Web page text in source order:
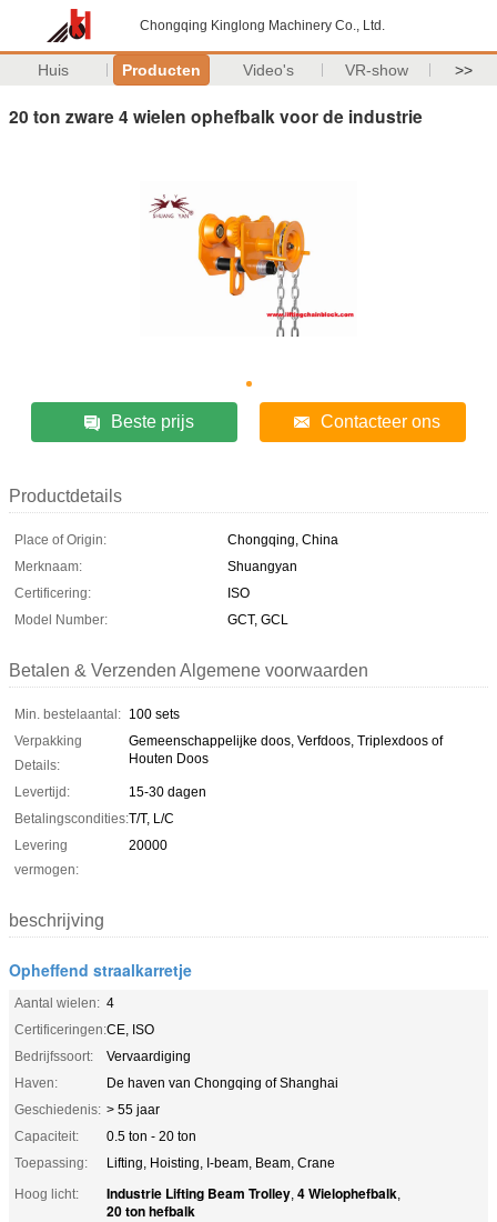
Chongqing Kinglong Machinery Co., Ltd.
Huis Producten Video's VR-show >>
20 ton zware 4 wielen ophefbalk voor de industrie
Beste prijs Contacteer ons
Productdetails
Place of Origin:
Chongqing, China
Merknaam:
Shuangyan
Certificering:
ISO
Model Number:
GCT, GCL
Betalen & Verzenden Algemene voorwaarden
Min. bestelaantal: 100 sets
Verpakking
Details:
Gemeenschappelijke doos, Verfdoos, Triplexdoos of
Houten Doos
Levertijd:
15-30 dagen
Betalingscondities:T/T, L/C
Levering
vermogen:
20000
beschrijving
Opheffend straalkarretje
Aantal wielen: 4
Certificeringen:CE, ISO
Bedrijfssoort:
Vervaardiging
Haven:
De haven van Chongqing of Shanghai
Geschiedenis: > 55 jaar
Capaciteit:
0.5 ton - 20 ton
Toepassing:
Lifting, Hoisting, I-beam, Beam, Crane
Hoog licht:
Industrie Lifting Beam Trolley, 4 Wielophefbalk,
20 ton hefbalk